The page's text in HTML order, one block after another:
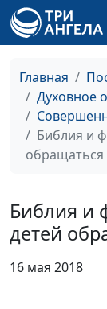
Главная
Духовное
Библия и
Библия и
детей
16 мая 2018
Библия и
Можно ли
христианину
заниматься
маркетингом?
Библия и
Притча о
виноградника